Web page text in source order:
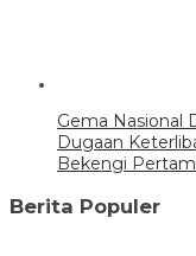
Gema Nasional
Dugaan
Bekengi
Berita Populer